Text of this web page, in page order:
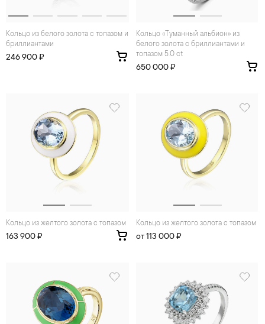
Кольцо из белого золота с топазом и
бриллиантами
246 900 ₽
Кольцо «Туманный альбион» из
белого золота с бриллиантами и
топазом 5.0 ct
650 000 ₽
Кольцо из желтого золота с топазом
163 900 ₽
Кольцо из желтого золота с топазом
от 113 000 ₽